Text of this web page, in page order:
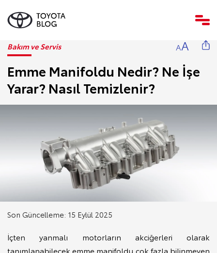
Bakım ve Servis AA
Emme Manifoldu Nedir? Ne İşe
Yarar? Nasıl Temizlenir?
Son Güncelleme: 15 Eylül 2025
İçten yanmalı motorların akciğerleri olarak
tanımlanabilecek emme manifoldu çok fazla bilinmeyen